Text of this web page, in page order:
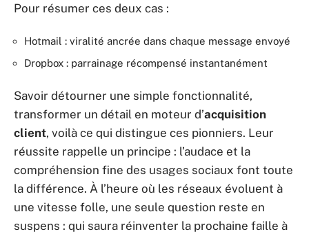
Pour résumer ces deux cas :
Hotmail : viralité ancrée dans chaque message envoyé
Dropbox : parrainage récompensé instantanément
Savoir détourner une simple fonctionnalité,
transformer un détail en moteur d’acquisition
client, voilà ce qui distingue ces pionniers. Leur
réussite rappelle un principe : l’audace et la
compréhension fine des usages sociaux font toute
la différence. À l’heure où les réseaux évoluent à
une vitesse folle, une seule question reste en
suspens : qui saura réinventer la prochaine faille à